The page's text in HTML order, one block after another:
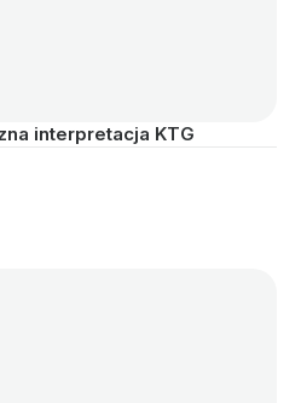
interpretacja KTG